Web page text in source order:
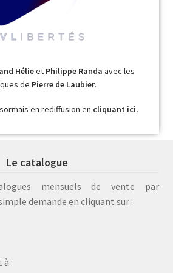
Hélieet Philippe Randa avec les
de Pierre de Laubier.
en rediffusion en cliquant ici.
Le catalogue
mensuels de vente par
demande en cliquant sur :
à :